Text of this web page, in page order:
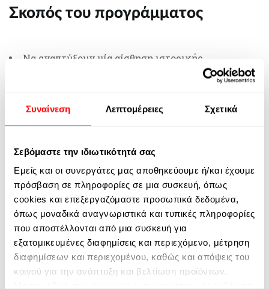
Συναίνεση Λεπτομέρειες Σχετικά
Σεβόμαστε την ιδιωτικότητά σας
Εμείς και οι συνεργάτες μας αποθηκεύουμε ή/και έχουμε
πρόσβαση σε πληροφορίες σε μια συσκευή, όπως
cookies και επεξεργαζόμαστε προσωπικά δεδομένα,
όπως μοναδικά αναγνωριστικά και τυπικές πληροφορίες
που αποστέλλονται από μια συσκευή για
εξατομικευμένες διαφημίσεις και περιεχόμενο, μέτρηση
διαφημίσεων και περιεχομένου, καθώς και απόψεις του
κοινού για την ανάπτυξη και βελτίωση προϊόντων.
Σκοπός του προγράμματος
Να αναπτύξουν μία αίσθηση ιστορικής
περιέργειας για τον τόπο που κατοικούν και μία
αίσθηση του μέρους. Να καταλάβουν για ποιους
στην οποία κατοικούν.
αναπτύχθηκε με αυτό τον τρόπο η τοπική τους
κοινότητα.
Να διερευνήσουν τους ανθρώπους και τα
γεγονότα που έλαβαν χώρα στο μέρος που τώρα
και οι ίδιοι κατοικούν.
Να ενδυναμωθεί η κατανόηση της χρονικής
αλληλουχίας/συνέχειας και να εκτιμήσουν το
πώς κάποια πράγματα αλλάζουν και κάποια άλλα